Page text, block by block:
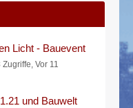
Licht - Bauevent
Vor 11
und Bauwelt